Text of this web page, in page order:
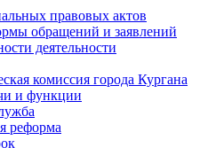
правовых актов
обращений и заявлений
деятельности
комиссия города Кургана
и функции
реформа